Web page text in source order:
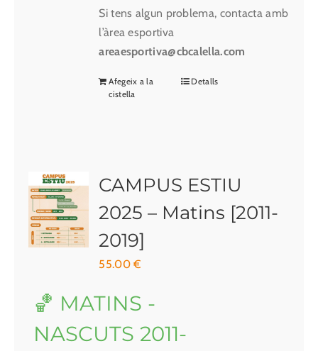
Si tens algun problema, contacta amb
l’àrea esportiva
areaesportiva@cbcalella.com
Afegeix a la
cistella
Detalls
CAMPUS ESTIU
2025 – Matins [2011-
2019]
55.00€
🏀 MATINS -
NASCUTS 2011-